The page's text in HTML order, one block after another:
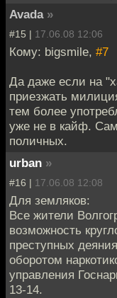
Avada »
#15 | 17.06.08 12:06
Кому: bigsmile, #7
Да даже если на
приезжать
тем более
уже не в кайф.
поличных.
urban »
#16 | 17.06.08 12:08
Для земляков:
Все жители
возможность
преступных
оборотом
управления
13-14.